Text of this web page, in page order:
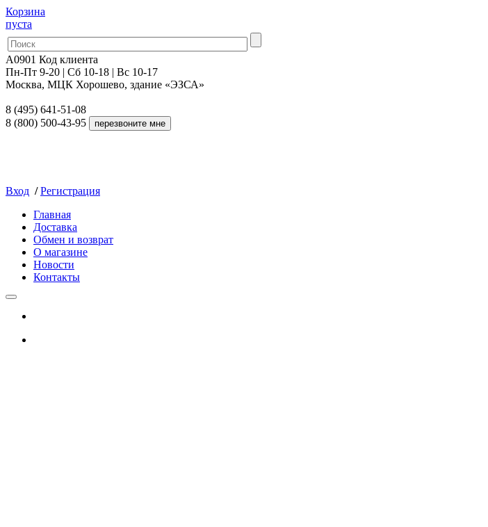
Корзина
пуста
A0901 Код клиента
Пн-Пт 9-20 | Сб 10-18 | Вс 10-17
Москва, МЦК Хорошево, здание «ЭЗСА»
8 (495) 641-51-08
8 (800) 500-43-95
Вход / Регистрация
Главная
Доставка
Обмен и возврат
О магазине
Новости
Контакты